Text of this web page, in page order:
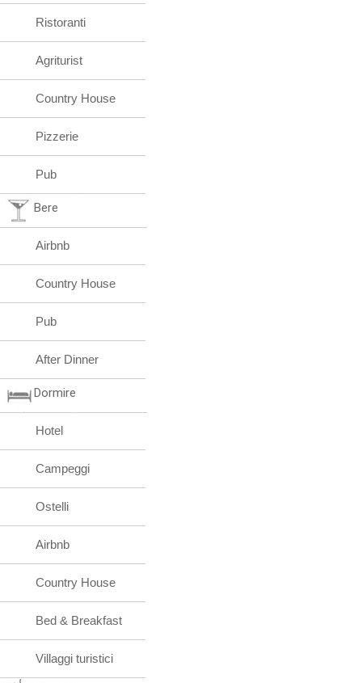
Ristoranti
Agriturist
Country House
Pizzerie
Pub
Bere
Airbnb
Country House
Pub
After Dinner
Dormire
Hotel
Campeggi
Ostelli
Airbnb
Country House
Bed & Breakfast
Villaggi turistici